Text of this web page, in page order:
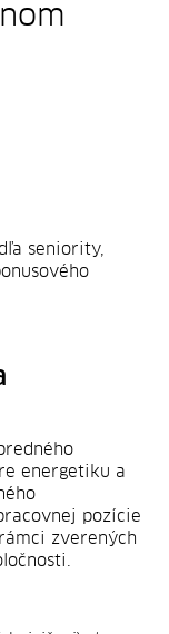
seniority,
energetiku a
pozície
zverených